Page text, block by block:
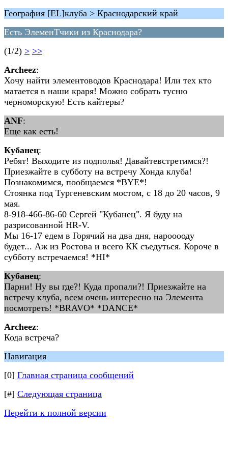
География [EL]клуба > Краснодарский край
Есть ЭлеменТчики из Краснодара?
(1/2) > >>
Archeez:
Хочу найти элементоводов Краснодара! Или тех кто
матается в наши краря! Можно собрать тусню
черноморскую! Есть кайтеры?
ANF:
Еще как есть!
Кубанец:
Ребят! Выходите из подполья! Давайтевстретимся?!
Приезжайте в субботу на встречу Хонда клуба!
Познакомимся, пообщаемся *BYE*!
Стоянка под Тургеневским мостом, с 18 до 20 часов, 9
мая.
8-918-466-86-60 Сергей "Кубанец". Я буду на
разрисованной HR-V.
Мы 16-17 едем в Горячий на два дня, нарооооду
будет... Аж из Ростова и всего КК съедуться. Короче в
субботу встречаемся! *HI*
Кубанец:
Парни! Ну вы где?! Куда пропали?! Приезжайте на
встречу клуба, всем очень интересно на Элемента
посмотреть! *BRAVO* *DANCE*
Archeez:
Кода встреча?
Навигация
[0] Главная страница сообщений
[#] Следующая страница
Перейти к полной версии